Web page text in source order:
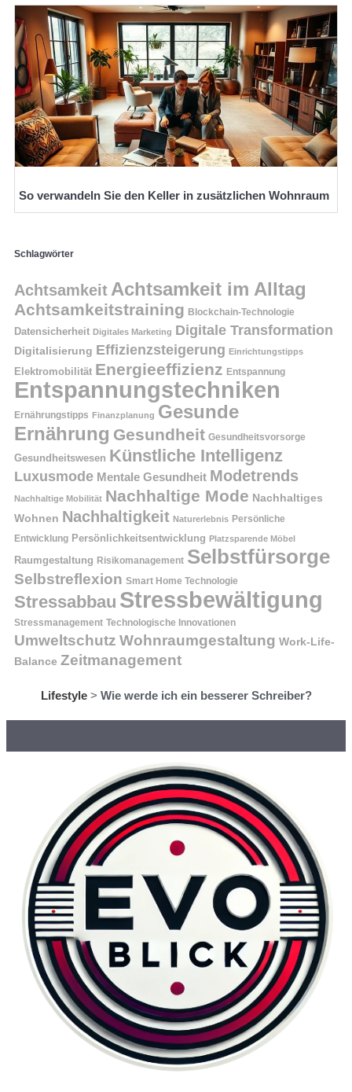
So verwandeln Sie den Keller in zusätzlichen Wohnraum
Schlagwörter
Achtsamkeit Achtsamkeit im Alltag
Achtsamkeitstraining Blockchain-Technologie
Datensicherheit Digitales Marketing Digitale Transformation
Digitalisierung Effizienzsteigerung Einrichtungstipps
Elektromobilität Energieeffizienz Entspannung
Entspannungstechniken
Ernährungstipps Finanzplanung Gesunde
Ernährung Gesundheit Gesundheitsvorsorge
Gesundheitswesen Künstliche Intelligenz
Luxusmode Mentale Gesundheit Modetrends
Nachhaltige Mobilität Nachhaltige Mode Nachhaltiges
Wohnen Nachhaltigkeit Naturerlebnis Persönliche
Entwicklung Persönlichkeitsentwicklung Platzsparende Möbel
Raumgestaltung Risikomanagement Selbstfürsorge
Selbstreflexion Smart Home Technologie
Stressabbau Stressbewältigung
Stressmanagement Technologische Innovationen
Umweltschutz Wohnraumgestaltung Work-Life-
Balance Zeitmanagement
Lifestyle> Wie werde ich ein besserer Schreiber?